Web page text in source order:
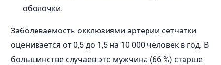
оболочки.
Заболеваемость окклюзиями артерии сетчатки
оценивается от 0,5 до 1,5 на 10 000 человек в год. В
большинстве случаев это мужчина (66 %) старше